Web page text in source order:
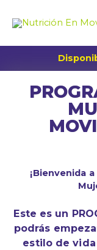
¡Bienvenida
Este es un
podrás
estilo de vida